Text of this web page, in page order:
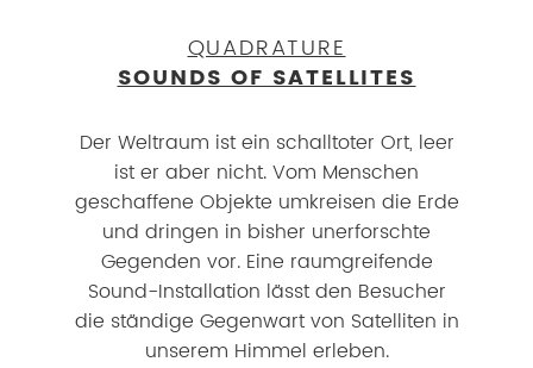
QUADRATURE
SOUNDS OF SATELLITES
Der Weltraum ist ein schalltoter Ort, leer
ist er aber nicht. Vom Menschen
geschaffene Objekte umkreisen die Erde
und dringen in bisher unerforschte
Gegenden vor. Eine raumgreifende
Sound-Installation lässt den Besucher
die ständige Gegenwart von Satelliten in
unserem Himmel erleben.